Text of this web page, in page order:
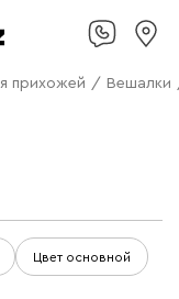
прихожей / Вешалки
Цвет основной